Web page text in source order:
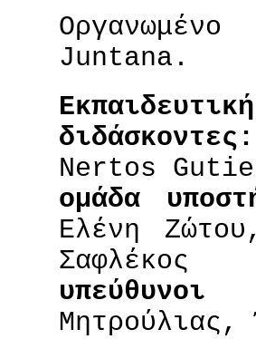
Juntana.
διδάσκοντες:
Nertos
ομάδα
Ελένη
Σαφλέκος
Μητρούλιας,